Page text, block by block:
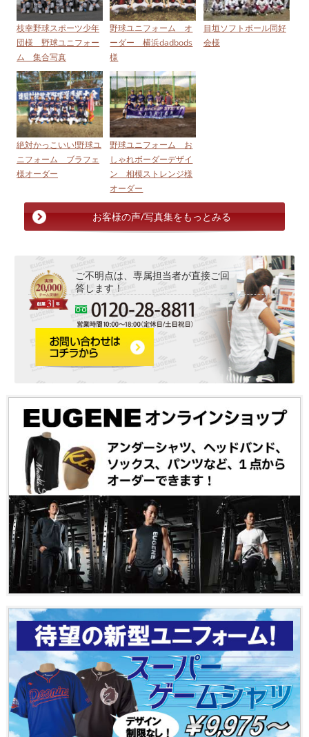
枝幸野球スポーツ少年
団様 野球ユニフォー
ム 集合写真
野球ユニフォーム オ
ーダー 横浜dadbods
様
目垣ソフトボール同好
会様
絶対かっこいい!野球ユ
ニフォーム ブラフェ
様オーダー
野球ユニフォーム お
しゃれボーダーデザイ
ン 相模ストレンジ様
オーダー
お客様の声/写真集をもっとみる
ご不明点は、専属担当者が直接ご回
答します！